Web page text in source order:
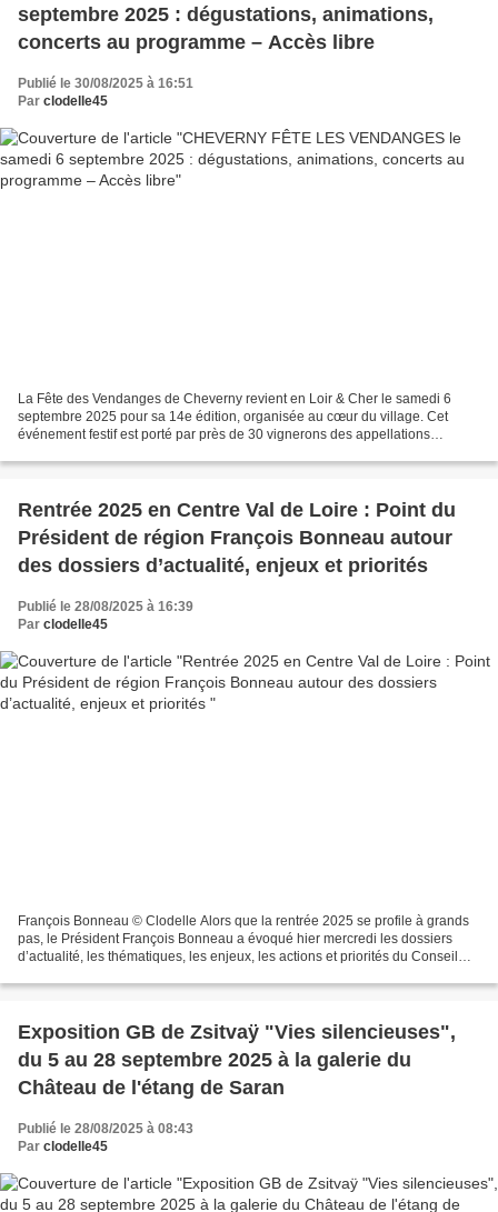
septembre 2025 : dégustations, animations,
concerts au programme – Accès libre
Publié le 30/08/2025 à 16:51
Par clodelle45
La Fête des Vendanges de Cheverny revient en Loir & Cher le samedi 6
septembre 2025 pour sa 14e édition, organisée au cœur du village. Cet
événement festif est porté par près de 30 vignerons des appellations
Rentrée 2025 en Centre Val de Loire : Point du
Président de région François Bonneau autour
des dossiers d’actualité, enjeux et priorités
Publié le 28/08/2025 à 16:39
Par clodelle45
François Bonneau © Clodelle Alors que la rentrée 2025 se profile à grands
pas, le Président François Bonneau a évoqué hier mercredi les dossiers
d’actualité, les thématiques, les enjeux, les actions et priorités du Conseil
Exposition GB de Zsitvaÿ "Vies silencieuses",
du 5 au 28 septembre 2025 à la galerie du
Château de l'étang de Saran
Publié le 28/08/2025 à 08:43
Par clodelle45